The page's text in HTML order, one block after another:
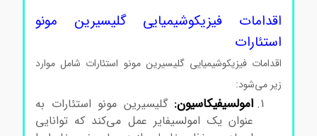
اقدامات فیزیکوشیمیایی گلیسیرین مونو
استئارات
اقدامات فیزیکوشیمیایی گلیسیرین مونو استئارات شامل موارد
زیر می‌شود:
امولسیفیکاسیون:گلیسیرین مونو استئارات به
عنوان یک امولسیفایر عمل می‌کند که توانایی